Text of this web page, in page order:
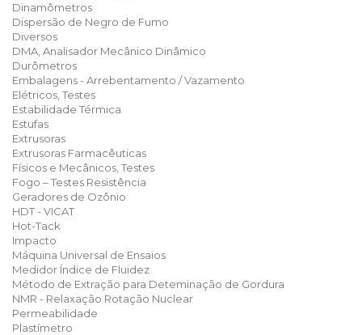
Dinamômetros
Dispersão de Negro de Fumo
Diversos
DMA, Analisador Mecânico Dinâmico
Durômetros
Embalagens - Arrebentamento / Vazamento
Elétricos, Testes
Estabilidade Térmica
Estufas
Extrusoras
Extrusoras Farmacêuticas
Físicos e Mecânicos, Testes
Fogo – Testes Resistência
Geradores de Ozônio
HDT - VICAT
Hot-Tack
Impacto
Máquina Universal de Ensaios
Medidor Índice de Fluidez
Método de Extração para Deteminação de Gordura
NMR - Relaxação Rotação Nuclear
Permeabilidade
Plastímetro